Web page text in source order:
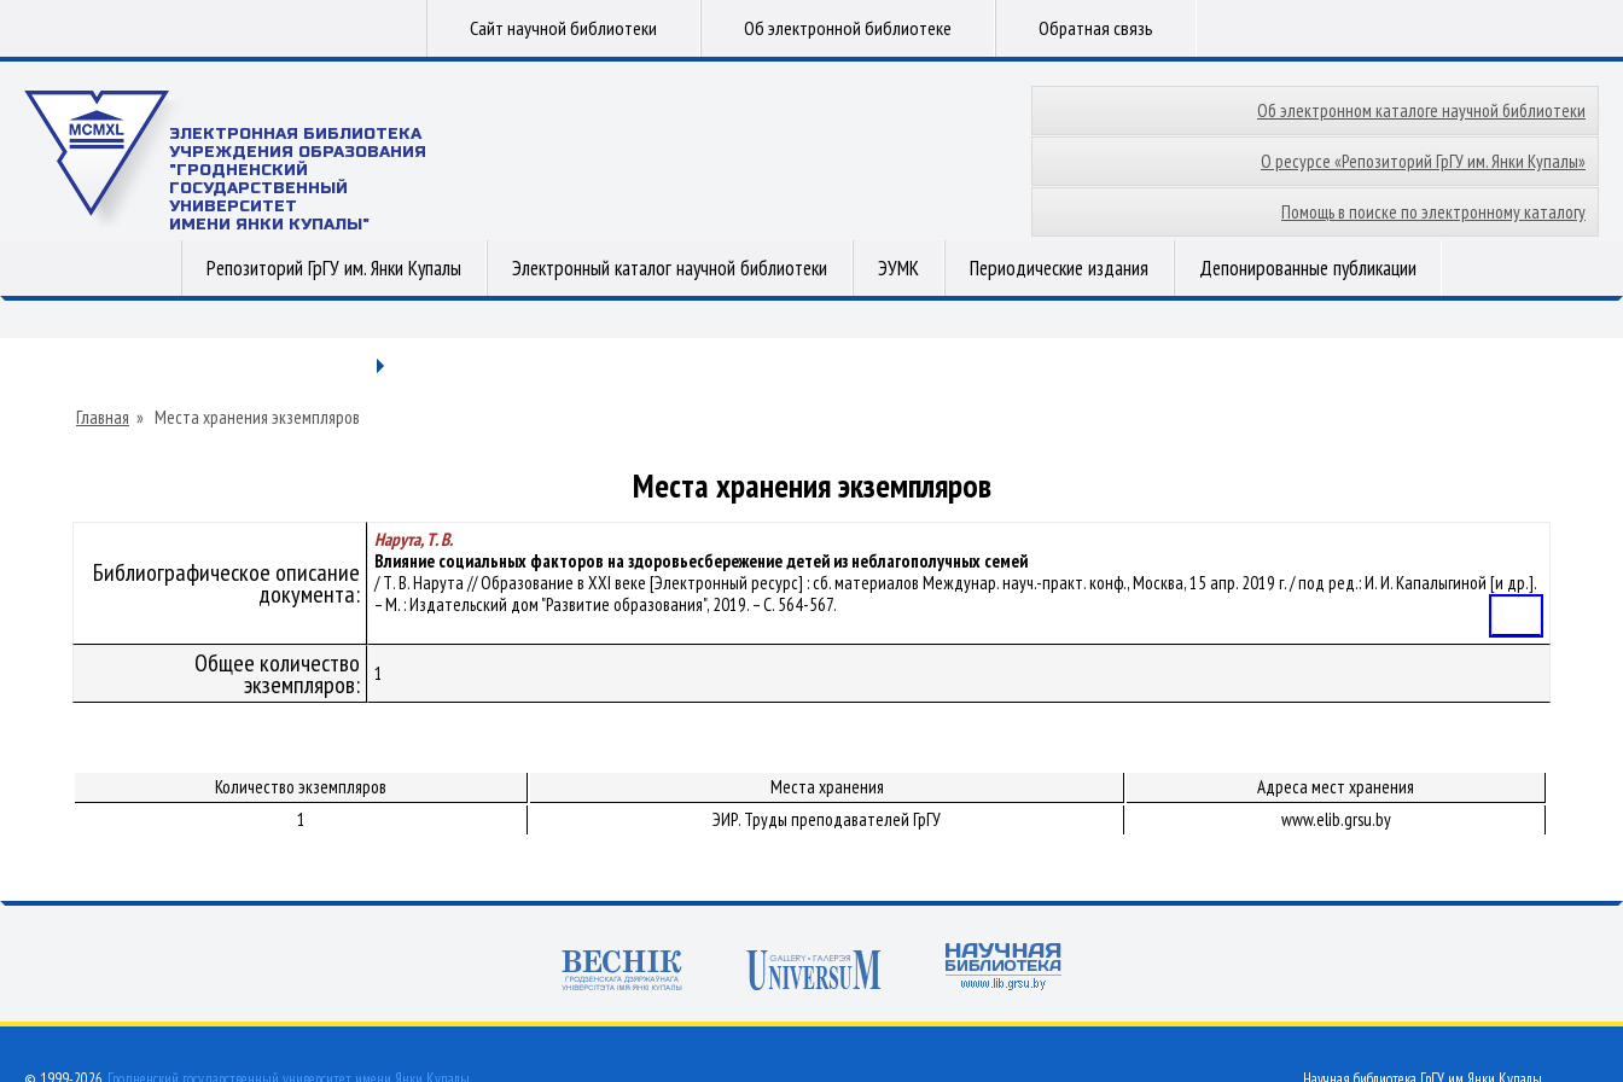
Сайт научной библиотеки Об электронной библиотеке Обратная связь
ЭЛЕКТРОННАЯ БИБЛИОТЕКА
УЧРЕЖДЕНИЯ ОБРАЗОВАНИЯ
"ГРОДНЕНСКИЙ
ГОСУДАРСТВЕННЫЙ
УНИВЕРСИТЕТ
ИМЕНИ ЯНКИ КУПАЛЫ"
Об электронном каталоге научной библиотеки
О ресурсе «Репозиторий ГрГУ им. Янки Купалы»
Помощь в поиске по электронному каталогу
Репозиторий ГрГУ им. Янки Купалы Электронный каталог научной библиотеки ЭУМК Периодические издания Депонированные публикации
Главная » Места хранения экземпляров
Места хранения экземпляров
Библиографическое описание
документа:
Нарута, Т. В.
Влияние социальных факторов на здоровьесбережение детей из неблагополучных семей
/ Т. В. Нарута // Образование в XXI веке [Электронный ресурс] : сб. материалов Междунар. науч.-практ. конф., Москва, 15 апр. 2019 г. / под ред.: И. И. Капалыгиной [и др.].
– М. : Издательский дом "Развитие образования", 2019. – С. 564-567.
Общее количество
экземпляров: 1
Количество экземпляров Места хранения
Адреса мест хранения
1
ЭИР. Труды преподавателей ГрГУ www.elib.grsu.by